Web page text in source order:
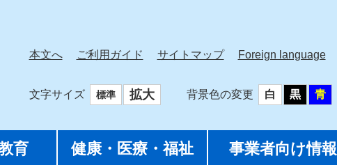
本文へ ご利用ガイド サイトマップ Foreign language
文字サイズ 標準 拡大 背景色の変更 白 黒 青
育 健康・医療・福祉 事業者向け情報